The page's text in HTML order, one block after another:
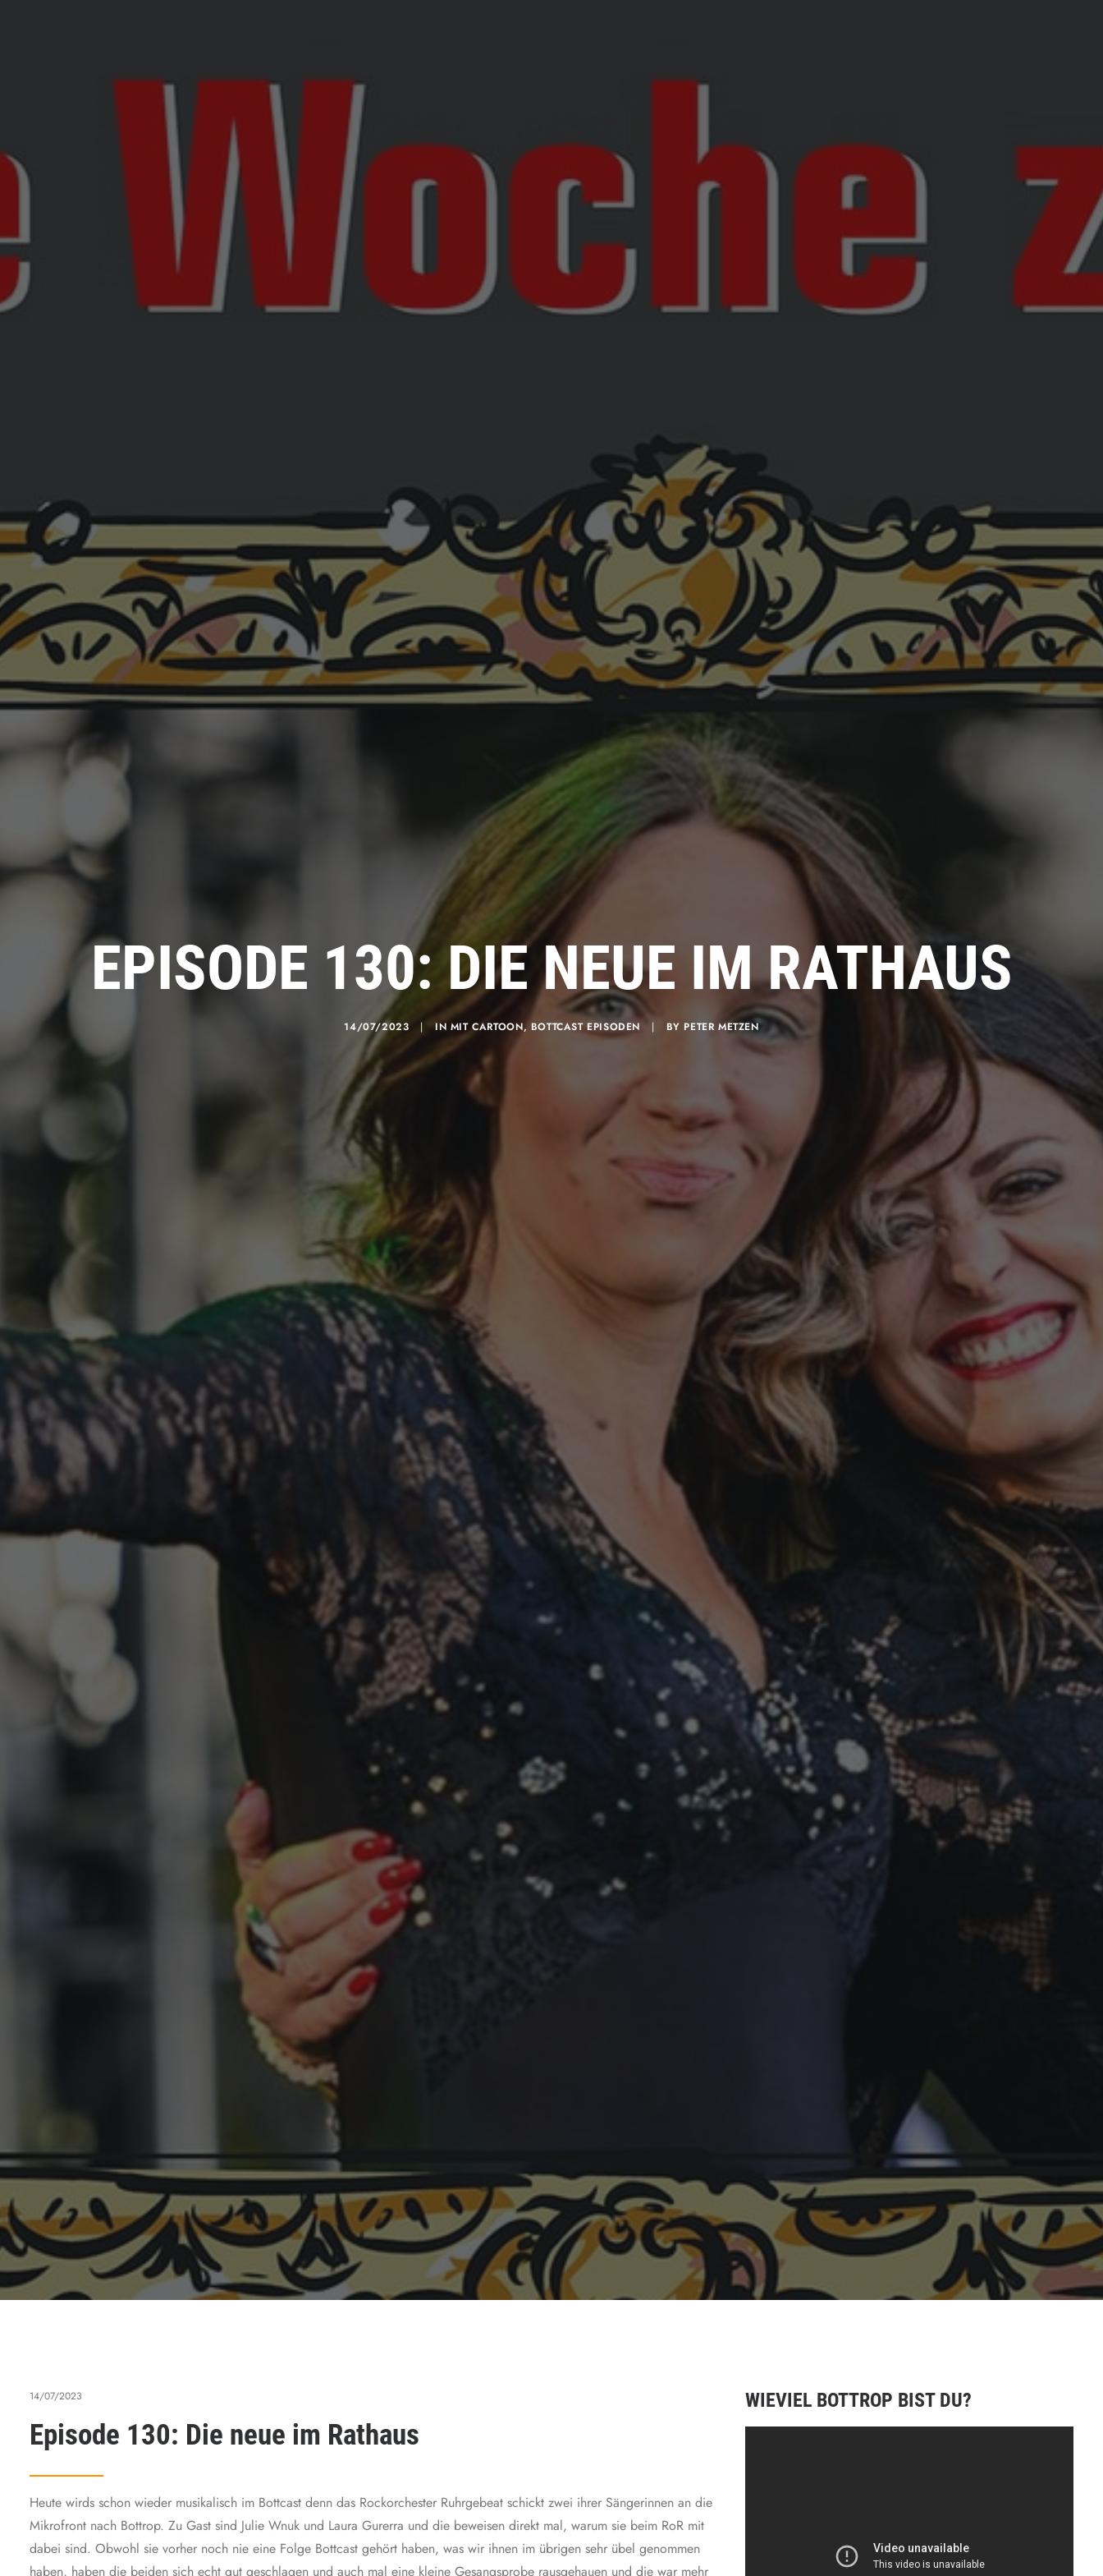
EPISODE 130: DIE NEUE IM RATHAUS
14/07/2023 | IN MIT CARTOON, BOTTCAST EPISODEN | BY PETER METZEN
14/07/2023
Episode 130: Die neue im Rathaus
Heute wirds schon wieder musikalisch im Bottcast denn das Rockorchester Ruhrgebeat schickt zwei ihrer Sängerinnen an die
Mikrofront nach Bottrop. Zu Gast sind Julie Wnuk und Laura Gurerra und die beweisen direkt mal, warum sie beim RoR mit
dabei sind. Obwohl sie vorher noch nie eine Folge Bottcast gehört haben, was wir ihnen im übrigen sehr übel genommen
haben, haben die beiden sich echt gut geschlagen und auch mal eine kleine Gesangsprobe rausgehauen und die war mehr
WIEVIEL BOTTROP BIST DU?